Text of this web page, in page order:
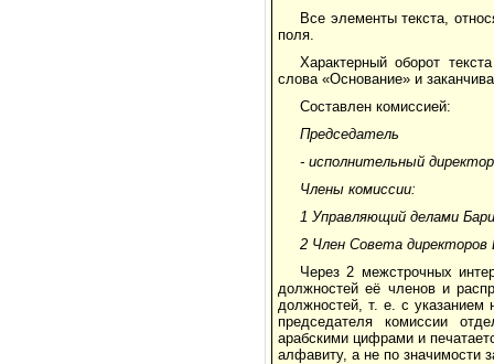
Все элементы текста,
поля.
Характерный оборот
слова «Основание» и
Составлен комиссией:
Председатель
- исполнительный
Члены комиссии:
1 Управляющий делами
2 Член Совета директоров
Через 2 межстрочных
должностей её членов и
должностей, т. е. с указанием
председателя комиссии
арабскими цифрами и
алфавиту, а не по значимости